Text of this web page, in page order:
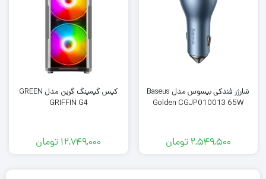
شارژر فندکی بیسوس مدل Baseus
Golden CGJP010013 65W
2,549,500 تومان
کیس گیمینگ گرین مدل GREEN
GRIFFIN G4
12,749,000 تومان